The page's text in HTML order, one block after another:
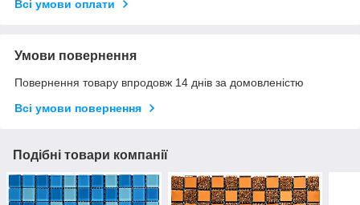
Всі умови оплати
Умови повернення
Повернення товару впродовж 14 днів за домовленістю
Всі умови повернення
Подібні товари компанії